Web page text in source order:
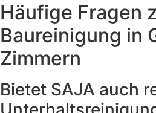
Häufige Fragen
Baureinigung in
Zimmern
Bietet SAJA auch